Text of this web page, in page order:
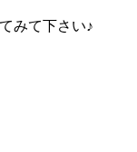
みて下さい♪